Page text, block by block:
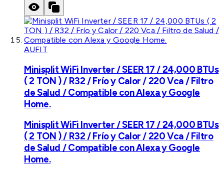
AUFIT
Minisplit WiFi Inverter / SEER 17 / 24,000 BTUs
( 2 TON ) / R32 / Frío y Calor / 220 Vca / Filtro
de Salud / Compatible con Alexa y Google
Home.
Minisplit WiFi Inverter / SEER 17 / 24,000 BTUs
( 2 TON ) / R32 / Frío y Calor / 220 Vca / Filtro
de Salud / Compatible con Alexa y Google
Home.